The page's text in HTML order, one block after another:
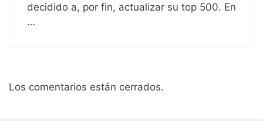
decidido a, por fin, actualizar su top 500. En
…
Los comentarios están cerrados.